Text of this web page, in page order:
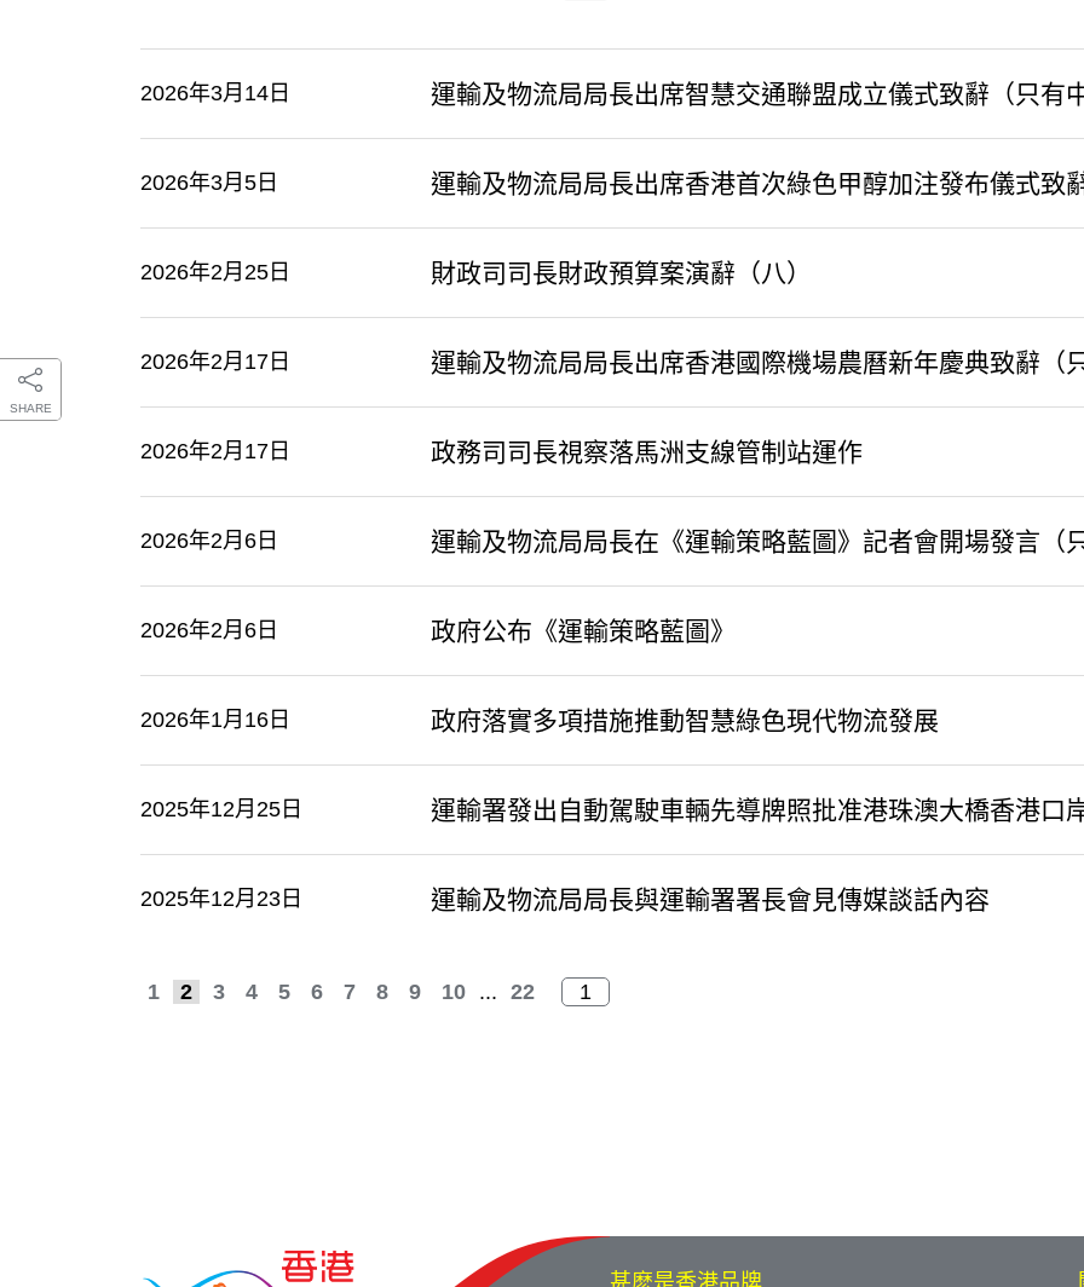
SHARE
2026年3月14日 運輸及物流局局長出席智慧交通聯盟成立儀式致辭（只有中
2026年3月5日 運輸及物流局局長出席香港首次綠色甲醇加注發布儀式致
2026年2月25日 ​財政司司長財政預算案演辭（八）
2026年2月17日 運輸及物流局局長出席香港國際機場農曆新年慶典致辭（
2026年2月17日 政務司司長視察落馬洲支線管制站運作
2026年2月6日 運輸及物流局局長在《運輸策略藍圖》記者會開場發言（
2026年2月6日 ​政府公布《運輸策略藍圖》
2026年1月16日 政府落實多項措施推動智慧綠色現代物流發展
2025年12月25日 運輸署發出自動駕駛車輛先導牌照批准港珠澳大橋香港口
2025年12月23日 ​運輸及物流局局長與運輸署署長會見傳媒談話內容
1 2 3 4 5 6 7 8 9 10 ... 22